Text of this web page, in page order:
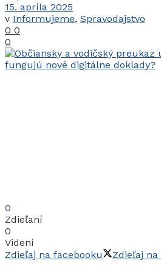
15. apríla 2025
v Informujeme, Spravodajstvo
0 0
0
0
Zdieľaní
0
Videní
Zdieľaj na facebooku
Zdieľaj